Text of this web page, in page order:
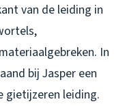
van de leiding in
In
bij Jasper een
gietijzeren leiding.